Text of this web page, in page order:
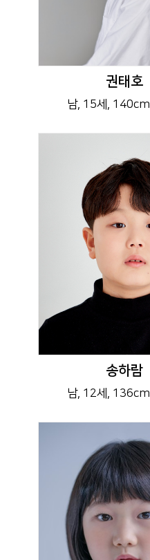
권태호
남, 15세 , 140cm
송하람
남, 12세 , 136cm